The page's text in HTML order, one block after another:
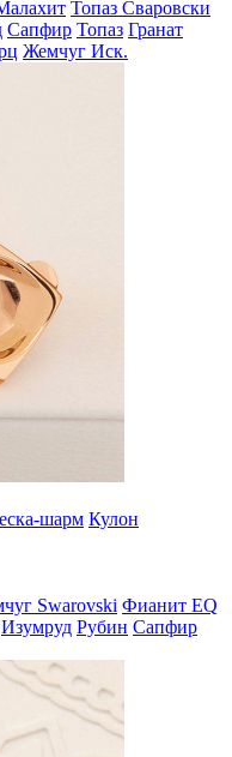
Топаз Сваровски
Сапфир Топаз Гранат
Жемчуг Иск.
шарм Кулон
Swarovski Фианит EQ
Изумруд Рубин Сапфир